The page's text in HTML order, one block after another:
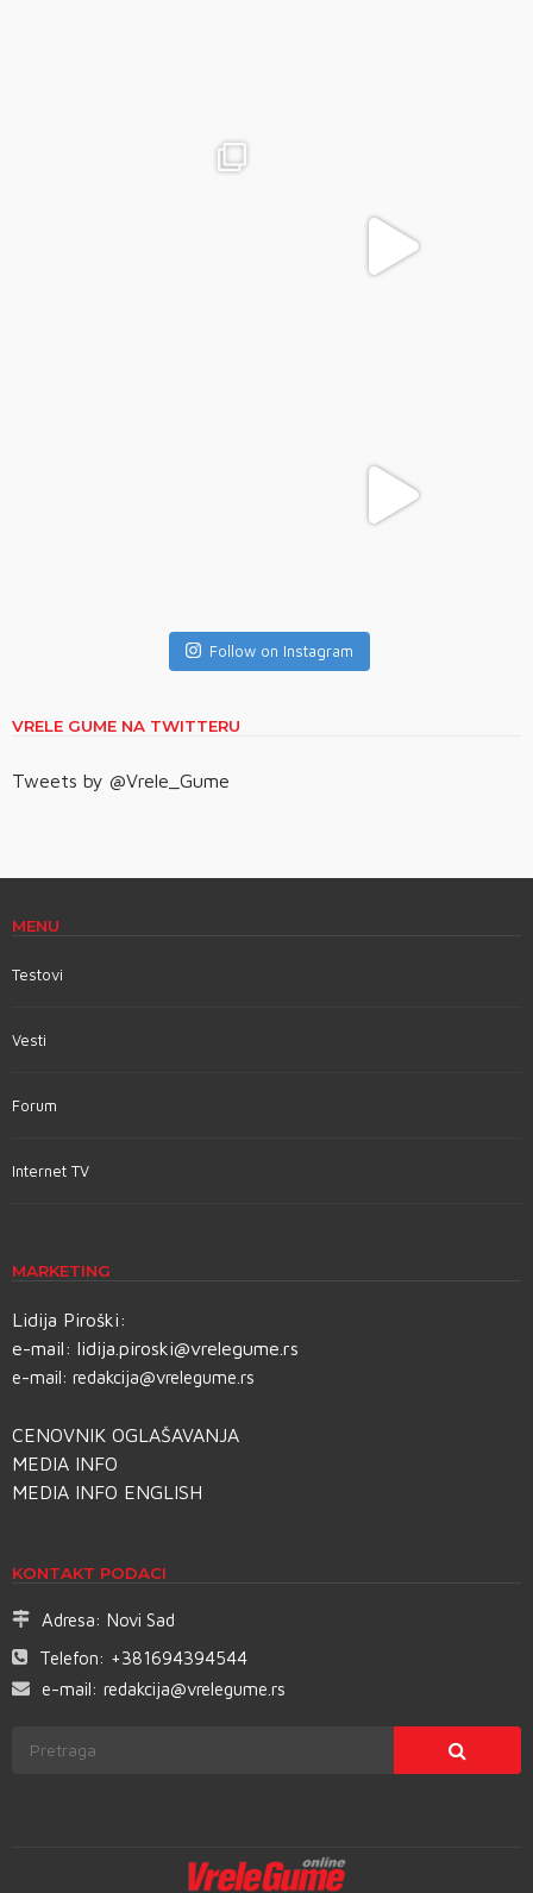
Follow on Instagram
VRELE GUME NA TWITTERU
Tweets by @Vrele_Gume
MENU
Testovi
Vesti
Forum
Internet TV
MARKETING
Lidija Piroški:
e-mail: lidija.piroski@vrelegume.rs
e-mail: redakcija@vrelegume.rs
CENOVNIK OGLAŠAVANJA
MEDIA INFO
MEDIA INFO ENGLISH
KONTAKT PODACI
Adresa: Novi Sad
Telefon: +381694394544
e-mail: redakcija@vrelegume.rs